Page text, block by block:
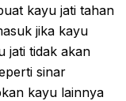
kayu jati tahan
jika kayu
jati tidak akan
sinar
kayu lainnya